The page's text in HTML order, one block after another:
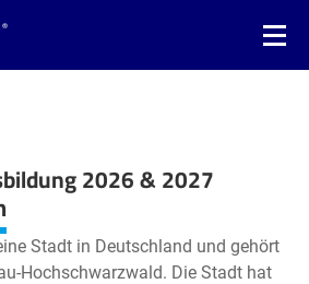
2026 & 2027
Leaflet| © OpenStreetMap2
Stadt in Deutschland und gehört
Hochschwarzwald. Die Stadt hat